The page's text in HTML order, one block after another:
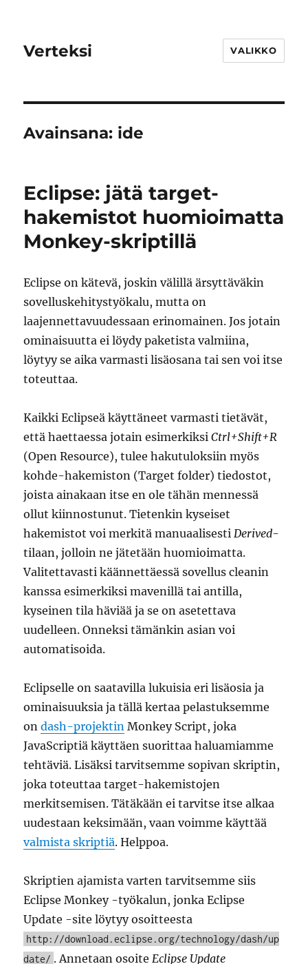
Verteksi VALIKKO
Avainsana: ide
Eclipse: jätä target-
hakemistot huomioimatta
Monkey-skriptillä
Eclipse on kätevä, joskin välillä ärsyttäväkin
sovelluskehitystyökalu, mutta on
laajennettavuudessaan erinomainen. Jos jotain
ominaisuutta ei löydy paketista valmiina,
löytyy se aika varmasti lisäosana tai sen voi itse
toteuttaa.
Kaikki Eclipseä käyttäneet varmasti tietävät,
että haettaessa jotain esimerkiksiCtrl+Shift+R
(Open Resource), tulee hakutuloksiin myös
kohde-hakemiston (Target folder) tiedostot,
joista ainakaan itse en ole tähän mennessä
ollut kiinnostunut. Tietenkin kyseiset
hakemistot voi merkitä manuaalisestiDerived-
tilaan, jolloin ne jätetään huomioimatta.
Valitettavasti käännettäessä sovellus cleanin
kanssa esimerkiksi mavenillä tai antilla,
kyseinen tila häviää ja se on asetettava
uudelleen. Onneksi tämänkin asian voi
automatisoida.
Eclipselle on saatavilla lukuisia eri lisäosia ja
ominaisuuksia ja tällä kertaa pelastuksemme
ondash-projektin Monkey Script, joka
JavaScriptiä käyttäen suorittaa haluamiamme
tehtäviä. Lisäksi tarvitsemme sopivan skriptin,
joka toteuttaa target-hakemistojen
merkitsemisen. Tätäkään ei tarvitse itse alkaa
uudestaan keksimään, vaan voimme käyttää
valmista skriptiä. Helppoa.
Skriptien ajamista varten tarvitsemme siis
Eclipse Monkey -työkalun, jonka Eclipse
Update -site löytyy osoitteesta
http://download.eclipse.org/technology/dash/up
date/ . Annetaan osoiteEclipse Update